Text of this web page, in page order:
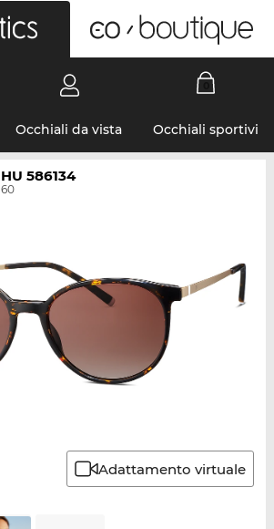
Occhiali da vista Occhiali sportivi
HU 586134
60
Adattamento virtuale